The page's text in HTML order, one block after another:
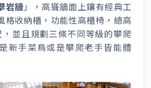
岩牆」，高聳牆面上鑲有經典工
格收納櫃，功能性高櫃椅，總高
，並且規劃三條不同等級的攀爬
新手菜鳥或是攀爬老手皆能體